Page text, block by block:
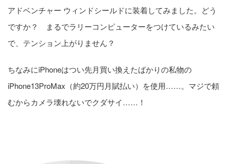
アドベンチャー ウィンドシールドに装着してみました。どう
ですか？ まるでラリーコンピューターをつけているみたい
で、テンション上がりません？
ちなみにiPhoneはつい先月買い換えたばかりの私物の
iPhone13ProMax（約20万円月賦払い）を使用……。マジで頼
むからカメラ壊れないでクダサイ……！